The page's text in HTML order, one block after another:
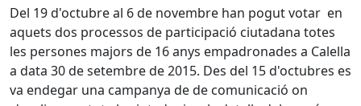
Del 19 d'octubre al 6 de novembre han pogut votar en
aquets dos processos de participació ciutadana totes
les persones majors de 16 anys empadronades a Calella
a data 30 de setembre de 2015. Des del 15 d'octubres es
va endegar una campanya de de comunicació on